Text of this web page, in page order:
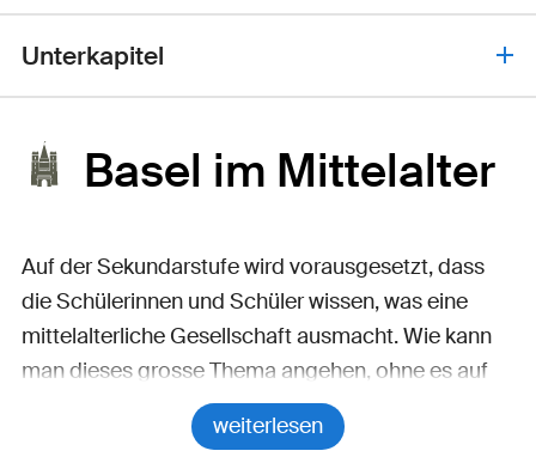
Basel im Mittelalter
Auf der Sekundarstufe wird vorausgesetzt, dass
die Schülerinnen und Schüler wissen, was eine
mittelalterliche Gesellschaft ausmacht. Wie kann
man dieses grosse Thema angehen, ohne es auf
die allgegenwärtigen Ritterburgen zu reduzieren?
Gab es überhaupt Ritter in Basel?
weiterlesen
Unterkapitel
Basel im Mittelalter: Ankommen
Das grosse Basler Erdbeben
Die Pest in Basel